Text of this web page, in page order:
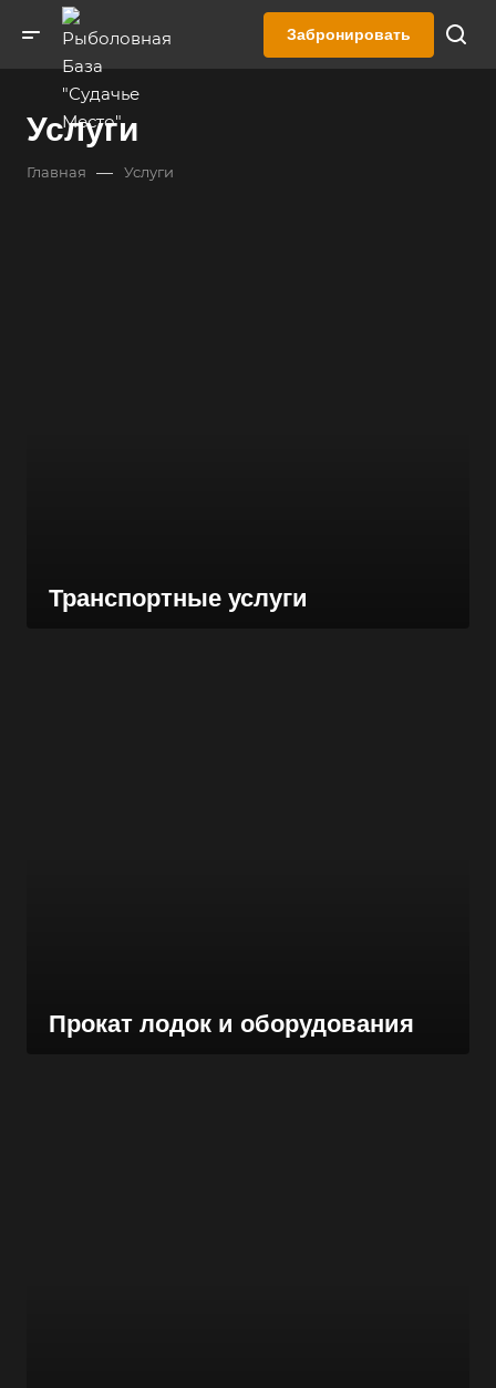
Забронировать
Услуги
Главная — Услуги
Транспортные услуги
Прокат лодок и оборудования